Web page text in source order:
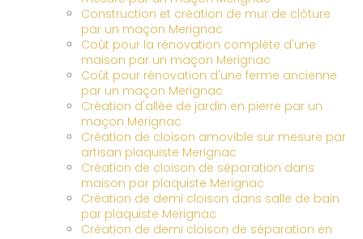
Construction et création de mur de clôture
par un maçon Merignac
Coût pour la rénovation complète d'une
maison par un maçon Merignac
Coût pour rénovation d'une ferme ancienne
par un maçon Merignac
Création d'allée de jardin en pierre par un
maçon Merignac
Création de cloison amovible sur mesure par
artisan plaquiste Merignac
Création de cloison de séparation dans
maison par plaquiste Merignac
Création de demi cloison dans salle de bain
par plaquiste Merignac
Création de demi cloison de séparation en